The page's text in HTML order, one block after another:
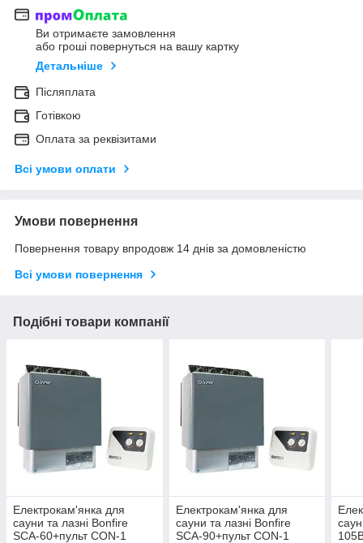
Ви отримаєте замовлення
або гроші повернуться на вашу картку
Детальніше
Післяплата
Готівкою
Оплата за реквізитами
Всі умови оплати
Умови повернення
Повернення товару впродовж 14 днів за домовленістю
Всі умови повернення
Подібні товари компанії
Електрокам'янка для
сауни та лазні Bonfire
SCA-60+пульт CON-1
Електрокам'янка для
сауни та лазні Bonfire
SCA-90+пульт CON-1